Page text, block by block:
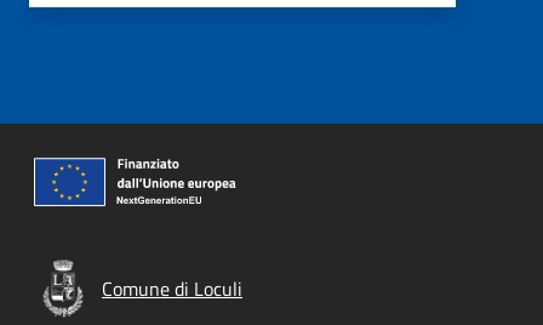
Comune di Loculi